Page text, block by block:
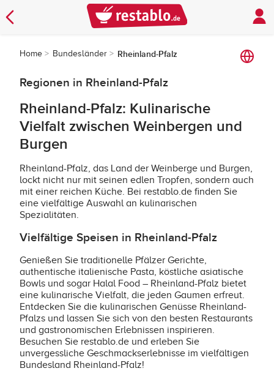
Home Bundesländer Rheinland-Pfalz
Regionen in Rheinland-Pfalz
Rheinland-Pfalz: Kulinarische
Vielfalt zwischen Weinbergen und
Burgen
Rheinland-Pfalz, das Land der Weinberge und Burgen,
lockt nicht nur mit seinen edlen Tropfen, sondern auch
mit einer reichen Küche. Bei restablo.de finden Sie
eine vielfältige Auswahl an kulinarischen
Spezialitäten.
Vielfältige Speisen in Rheinland-Pfalz
Genießen Sie traditionelle Pfälzer Gerichte,
authentische italienische Pasta, köstliche asiatische
Bowls und sogar Halal Food – Rheinland-Pfalz bietet
eine kulinarische Vielfalt, die jeden Gaumen erfreut.
Entdecken Sie die kulinarischen Genüsse Rheinland-
Pfalzs und lassen Sie sich von den besten Restaurants
und gastronomischen Erlebnissen inspirieren.
Besuchen Sie restablo.de und erleben Sie
unvergessliche Geschmackserlebnisse im vielfältigen
Bundesland Rheinland-Pfalz!